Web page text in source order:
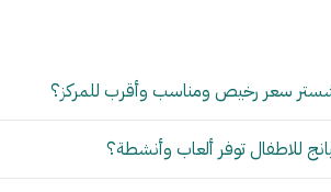
سعر رخيص ومناسب وأقرب للمركز؟
للاطفال توفر ألعاب وأنشطة؟